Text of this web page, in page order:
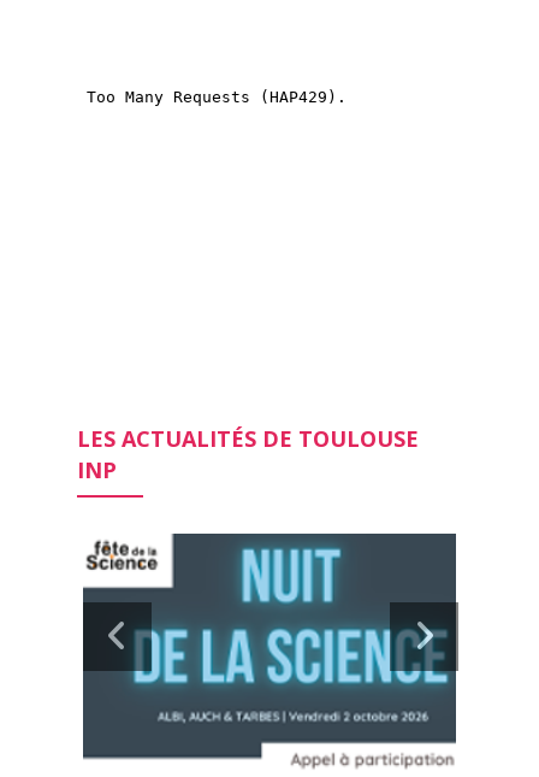
LES ACTUALITÉS DE TOULOUSE
INP